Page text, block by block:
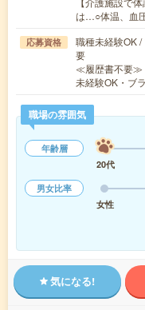
は…○体温、血
応募資格
職種未経験OK
要
≪履歴書不要≫
未経験OK・ブ
職場の雰囲気
年齢層
20代
男女比率
女性
気になる!